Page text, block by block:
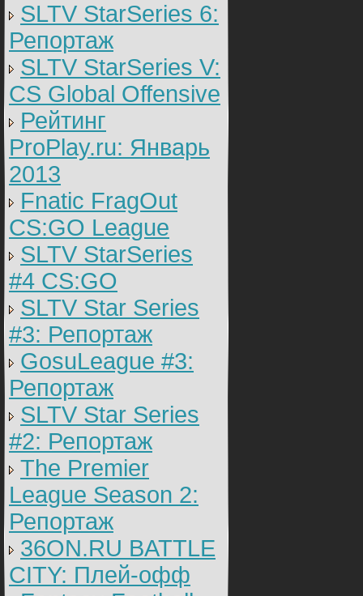
SLTV StarSeries 6:
Репортаж
SLTV StarSeries V:
CS Global Offensive
Рейтинг
ProPlay.ru: Январь
2013
Fnatic FragOut
CS:GO League
SLTV StarSeries
#4 CS:GO
SLTV Star Series
#3: Репортаж
GosuLeague #3:
Репортаж
SLTV Star Series
#2: Репортаж
The Premier
League Season 2:
Репортаж
36ON.RU BATTLE
CITY: Плей-офф